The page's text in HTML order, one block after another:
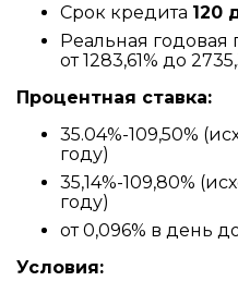
Срок кредита 120
Реальная годовая
от 1283,61% до
Процентная ставка:
35.04%-109,50%
году)
35,14%-109,80%
году)
от 0,096% в день
Условия: